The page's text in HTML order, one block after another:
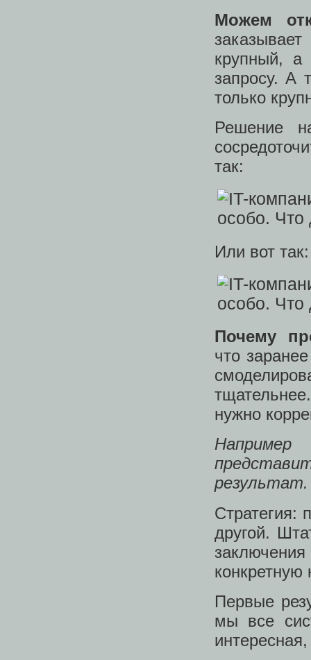
Можем
крупный, а
запросу. А
только
Решение
так:
Или вот так:
Почему
что
нужно
Стратегия:
другой.
конкретную
Первые
мы все